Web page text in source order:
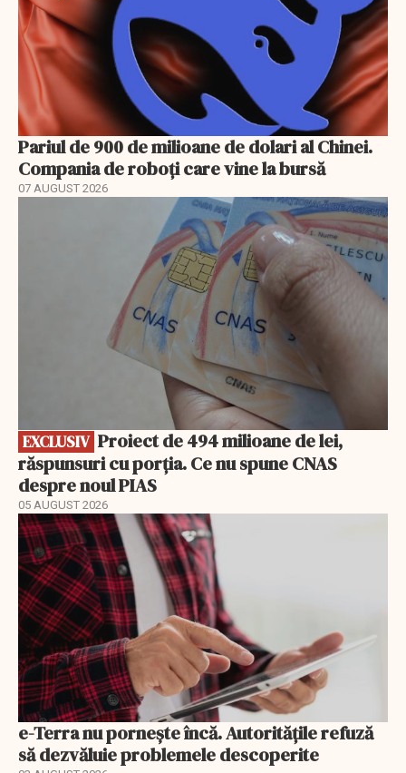
Pariul de 900 de milioane de dolari al Chinei.
Compania de roboți care vine la bursă
07 AUGUST 2026
EXCLUSIV
răspunsuri cu porția. Ce nu spune CNAS
despre noul PIAS
05 AUGUST 2026
e-Terra nu pornește încă. Autoritățile refuză
să dezvăluie problemele descoperite